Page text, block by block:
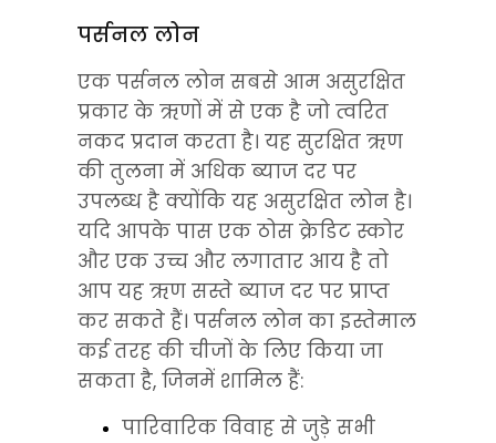
पर्सनल लोन
एक पर्सनल लोन सबसे आम असुरक्षित
प्रकार के ऋणों में से एक है जो त्वरित
नकद प्रदान करता है। यह सुरक्षित ऋण
की तुलना में अधिक ब्याज दर पर
उपलब्ध है क्योंकि यह असुरक्षित लोन है।
यदि आपके पास एक ठोस क्रेडिट स्कोर
और एक उच्च और लगातार आय है तो
आप यह ऋण सस्ते ब्याज दर पर प्राप्त
कर सकते हैं। पर्सनल लोन का इस्तेमाल
कई तरह की चीजों के लिए किया जा
सकता है, जिनमें शामिल हैं:
पारिवारिक विवाह से जुड़े सभी